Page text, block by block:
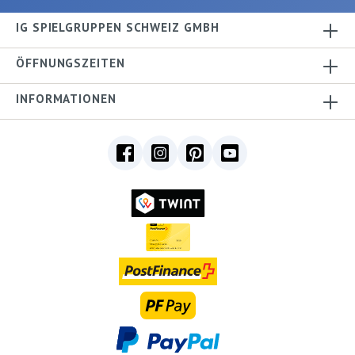
IG SPIELGRUPPEN SCHWEIZ GMBH
ÖFFNUNGSZEITEN
INFORMATIONEN